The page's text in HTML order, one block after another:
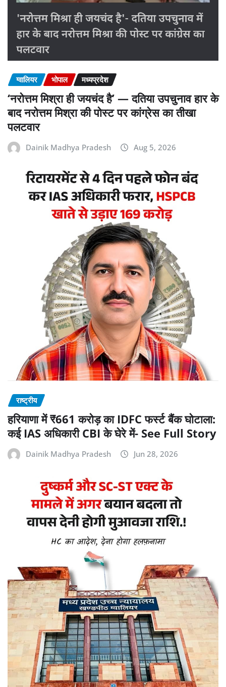
ग्वालियर भोपाल मध्यप्रदेश
‘नरोत्तम मिश्रा ही जयचंद है’ — दतिया उपचुनाव हार के
बाद नरोत्तम मिश्रा की पोस्ट पर कांग्रेस का तीखा
पलटवार
Dainik Madhya Pradesh Aug 5, 2026
राष्ट्रीय
हरियाणा में ₹661 करोड़ का IDFC फर्स्ट बैंक घोटाला:
कई IAS अधिकारी CBI के घेरे में- See Full Story
Dainik Madhya Pradesh Jun 28, 2026